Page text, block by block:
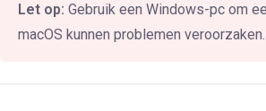
Let op: Gebruik een Windows-pc om
macOS kunnen problemen veroorzaken.